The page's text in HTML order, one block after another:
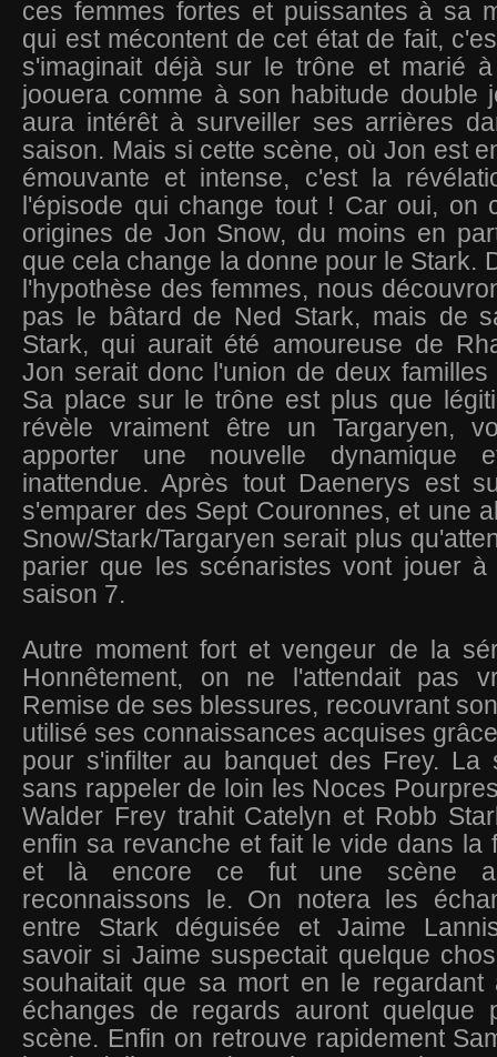
ces femmes fortes et puissantes à sa
qui est mécontent de cet état de fait,
s'imaginait déjà sur le trône et marié
joouera comme à son habitude double
aura intérêt à surveiller ses arrières
saison. Mais si cette scène, où Jon est
émouvante et intense, c'est la
l'épisode qui change tout ! Car oui, on
origines de Jon Snow, du moins en
que cela change la donne pour le Stark.
l'hypothèse des femmes, nous
pas le bâtard de Ned Stark, mais de
Stark, qui aurait été amoureuse de
Jon serait donc l'union de deux familles
Sa place sur le trône est plus que
révèle vraiment être un Targaryen,
apporter une nouvelle dynamique
inattendue. Après tout Daenerys est
s'emparer des Sept Couronnes, et une
Snow/Stark/Targaryen serait plus
parier que les scénaristes vont jouer
saison 7.
Autre moment fort et vengeur de la
Honnêtement, on ne l'attendait pas
Remise de ses blessures, recouvrant
utilisé ses connaissances acquises
pour s'infilter au banquet des Frey. La
sans rappeler de loin les Noces
Walder Frey trahit Catelyn et Robb
enfin sa revanche et fait le vide dans la
et là encore ce fut une scène
reconnaissons le. On notera les
entre Stark déguisée et Jaime
savoir si Jaime suspectait quelque
souhaitait que sa mort en le regardant
échanges de regards auront quelque
scène. Enfin on retrouve rapidement